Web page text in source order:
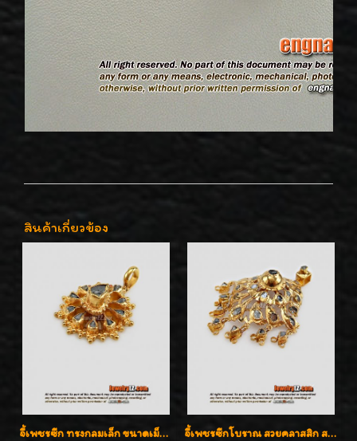
สินค้าเกี่ยวข้อง
จี้เพชรซีก ทรงกลมเล็ก ขนาดเม็ดกระดุม สวยๆ จี้เพชรซีกโบราณ สวยคลาสสิก สภาพสมบูรณ์สุดๆค่ะ